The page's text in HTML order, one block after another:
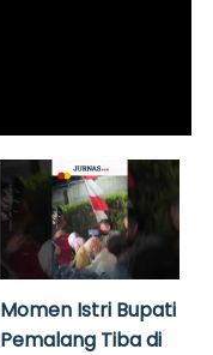
Momen Istri Bupati
Pemalang Tiba di